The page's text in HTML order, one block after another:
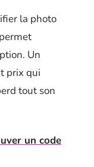
la photo
Un
prix qui
tout son
un code